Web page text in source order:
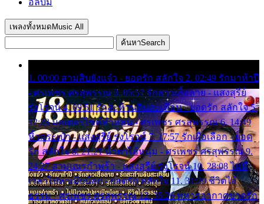
เพลงทั้งหมด Music All
ค้นหาSearch
1. 00:00 สามสิบยังแจ๋ว - ยอดรัก สลักใจ 2. 02:49 รักมาห้าปี
- ศรเพชร ศรสุพรรณ 3. 05:57 รักสาวเสื้อลาย - แสงสุรีย์
รุ่งโรจน์ 4. 09:51 รักสะท้านดินสะเทือน - ยอดรัก สลักใจ 5.
12:23 มอเตอร์ไซค์ทำหล่น - ศรเพชร ศรสุพรรณ 6. 14:49
หิ้วกระเป๋า - แสงสุรีย์ รุ่งโรจน์ 7. 17:57 รักเผื่อเลือก - ยอด
รัก สลักใจ 8. 21:21 น้ำตาไอ้หนุ่ม - ศรเพชร ศรสุพรรณ 9.
24:27 สามเณรกำพร้า - แสงสุรีย์ รุ่งโรจน์ 10. 28:08 ไม่มี
เวลาไปหาเมียน้อย - ยอดรัก สลักใจ 11. 31:29 ชีวิตไอ้
ธรรม - ศรเพชร ศรสุพรรณ 12. 35:26 ทหารอากาศขาดรัก